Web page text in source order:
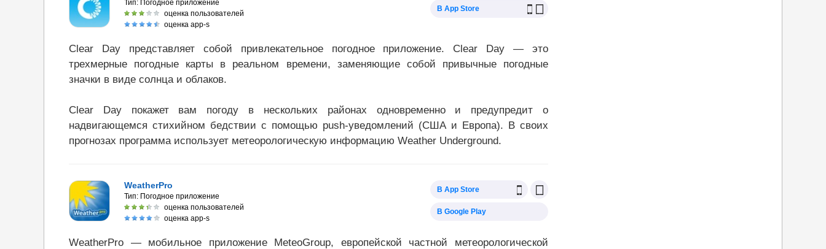
Тип: Погодное приложение
оценка пользователей
оценка app-s
В App Store
Clear Day представляет собой привлекательное погодное приложение. Clear Day — это
трехмерные погодные карты в реальном времени, заменяющие собой привычные погодные
значки в виде солнца и облаков.
Clear Day покажет вам погоду в нескольких районах одновременно и предупредит о
надвигающемся стихийном бедствии с помощью push-уведомлений (США и Европа). В своих
прогнозах программа использует метеорологическую информацию Weather Underground.
WeatherPro
Тип: Погодное приложение
оценка пользователей
оценка app-s
В App Store
В Google Play
WeatherPro — мобильное приложение MeteoGroup, европейской частной метеорологической